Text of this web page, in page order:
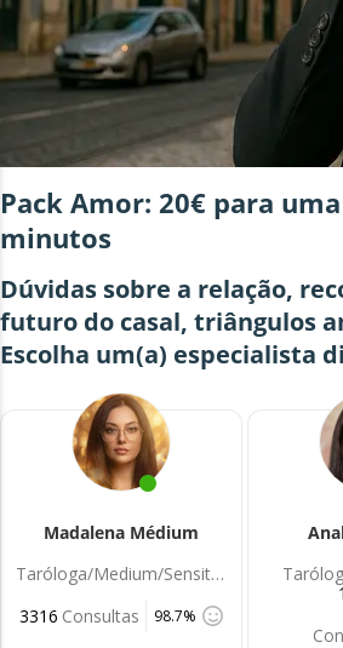
Pack Amor: 20€ para
minutos
Dúvidas sobre a relação,
futuro do casal, triângulos
Escolha um(a) especialista
Madalena Médium
Taróloga/Medium/Sensitiva
3316 Consultas 98.7%